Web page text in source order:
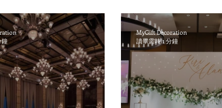
鐘
MyGift Decoration
讀畢需時 1 分鐘